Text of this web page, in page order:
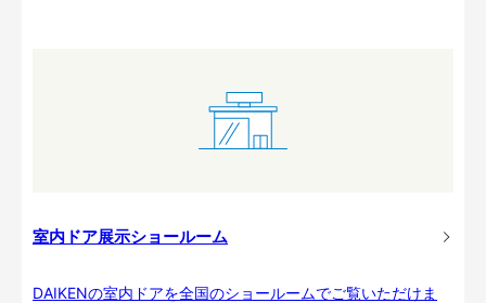
室内ドア展示ショールーム
DAIKENの室内ドアを全国のショールームでご覧いただけま